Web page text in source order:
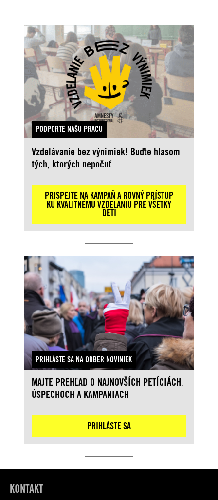
PODPORTE NAŠU PRÁCU
Vzdelávanie bez výnimiek! Buďte hlasom
tých, ktorých nepočuť
PRISPEJTE NA KAMPAŇ A ROVNÝ PRÍSTUP
KU KVALITNÉMU VZDELANIU PRE VŠETKY
DETI
PRIHLÁSTE SA NA ODBER NOVINIEK
MAJTE PREHĽAD O NAJNOVŠÍCH PETÍCIÁCH,
ÚSPECHOCH A KAMPANIACH
PRIHLÁSTE SA
KONTAKT